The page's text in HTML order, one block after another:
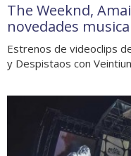
The Weeknd,
novedades
Estrenos de videoclips
y Despistaos con